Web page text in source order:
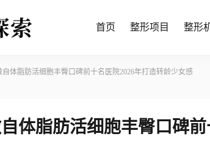
首页 整形项目 整形
自体脂肪活细胞丰臀口碑前十名医院2026年打造转龄少女感
体脂肪活细胞丰臀口碑